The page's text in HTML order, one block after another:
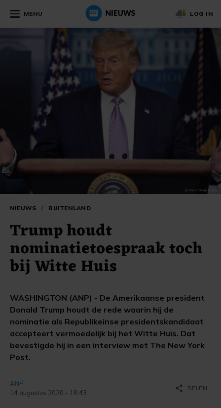
MENU LOG IN
NIEUWS / BUITENLAND
Trump houdt
nominatietoespraak toch
bij Witte Huis
WASHINGTON (ANP) - De Amerikaanse president
Donald Trump houdt de rede waarin hij de
nominatie als Republikeinse presidentskandidaat
accepteert vermoedelijk bij het Witte Huis. Dat
bevestigde hij in een interview met The New York
Post.
ANP
14 augustus 2020 - 18:43
share DELEN